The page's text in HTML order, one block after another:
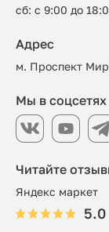
сб: с 9:00 до
Читайте
Яндекс маркет
5.0
Адрес
м. Проспект
Мы в соцсетях